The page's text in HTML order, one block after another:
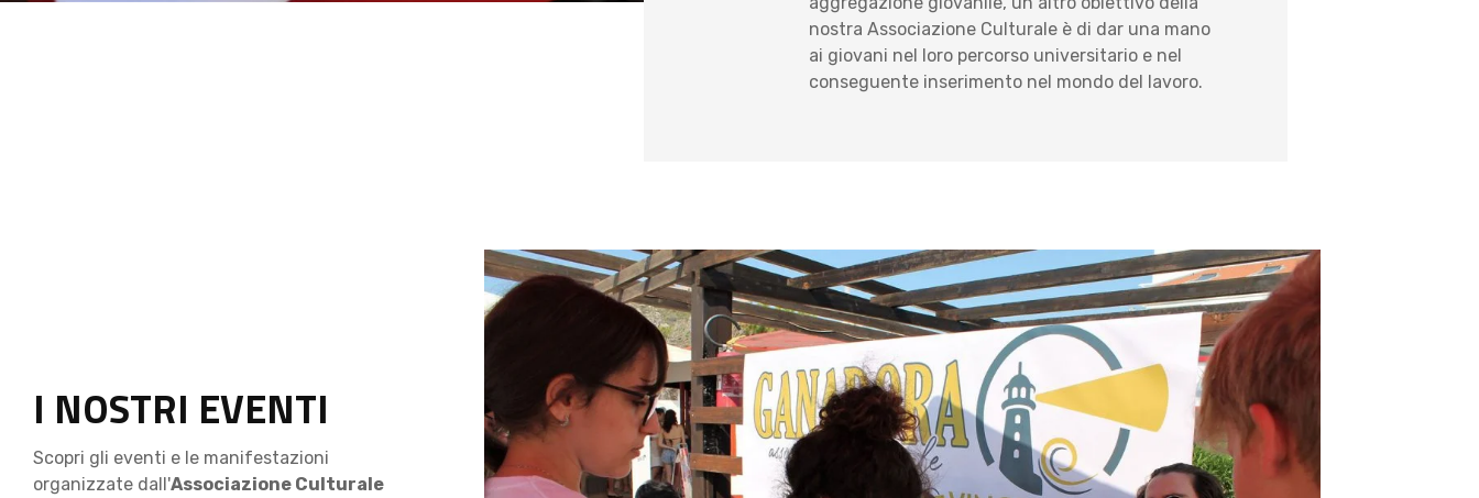
nostra Associazione Culturale è di dar una mano
ai giovani nel loro percorso universitario e nel
conseguente inserimento nel mondo del lavoro.
I NOSTRI EVENTI
Scopri gli eventi e le manifestazioni
organizzate dall'Associazione Culturale